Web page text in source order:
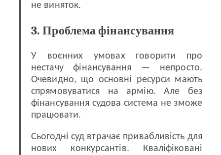
не виняток.
3. Проблема фінансування
У воєнних умовах говорити про
нестачу фінансування — непросто.
Очевидно, що основні ресурси мають
спрямовуватися на армію. Але без
фінансування судова система не зможе
працювати.
Сьогодні суд втрачає привабливість для
нових конкурсантів. Кваліфіковані